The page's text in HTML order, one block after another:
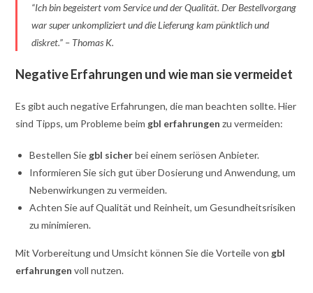
“Ich bin begeistert vom Service und der Qualität. Der Bestellvorgang
war super unkompliziert und die Lieferung kam pünktlich und
diskret.” – Thomas K.
Negative Erfahrungen und wie man sie vermeidet
Es gibt auch negative Erfahrungen, die man beachten sollte. Hier
sind Tipps, um Probleme beim gbl erfahrungen zu vermeiden:
Bestellen Sie gbl sicherbei einem seriösen Anbieter.
Informieren Sie sich gut über Dosierung und Anwendung, um
Nebenwirkungen zu vermeiden.
Achten Sie auf Qualität und Reinheit, um Gesundheitsrisiken
zu minimieren.
Mit Vorbereitung und Umsicht können Sie die Vorteile von gbl
erfahrungen voll nutzen.